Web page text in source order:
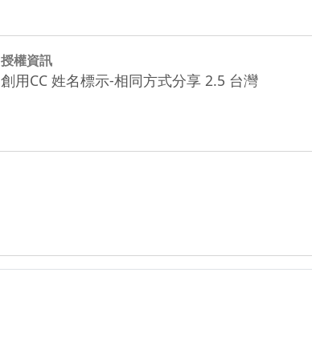
授權資訊
創用CC 姓名標示-相同方式分享 2.5 台灣